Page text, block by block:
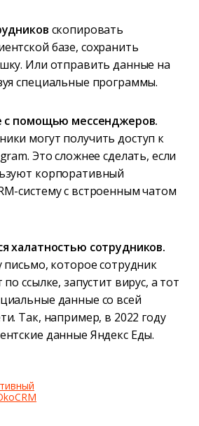
скопировать
базе, сохранить
Или отправить данные на
специальные программы.
с помощью мессенджеров.
могут получить доступ к
Это сложнее сделать, если
корпоративный
систему с встроенным чатом
халатностью сотрудников.
письмо, которое сотрудник
ссылке, запустит вирус, а тот
данные со всей
Так, например, в 2022 году
данные Яндекс Еды.